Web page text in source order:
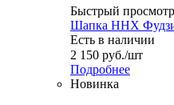
Быстрый просмотр
Шапка ННХ
Есть в наличии
2 150 руб./шт
Подробнее
Новинка